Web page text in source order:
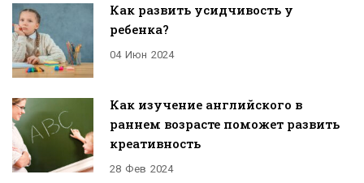
Как развить усидчивость у
ребенка?
04 Июн 2024
Как изучение английского в
раннем возрасте поможет развить
креативность
28 Фев 2024